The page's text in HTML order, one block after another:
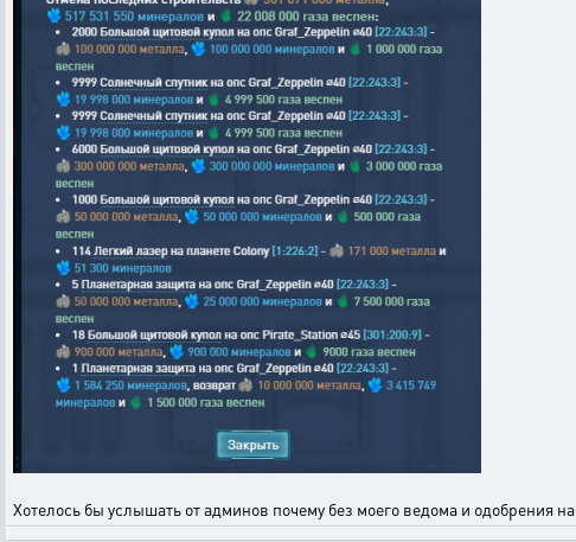
Хотелось бы услышать от админов почему без моего ведома и одобрения